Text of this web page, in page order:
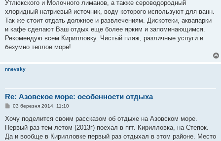
е
н
я
Утлюкского и Молочного лиманов, а также сероводородный
хлоридный натриевый источник, воду которого используют для ванн.
Так же стоит отдать должное и развлечениям. Дискотеки, аквапарки
и кафе сделают Ваш отдых еще более ярким и запоминающимся.
Рекомендую всем Кирилловку. Чистый пляж, различные услуги и
безумно теплое море!
nnevsky
Re: Азовское море: особенности отдыха
П
в
д
о
03 березня 2014, 11:10
Хочу поделится своим рассказом об отдыхе на Азовском море.
Первый раз тем летом (2013г) поехал в пгт. Кирилловка, на Степок.
Да и вообще в Кирилловке первый раз отдыхал в этом районе. Место